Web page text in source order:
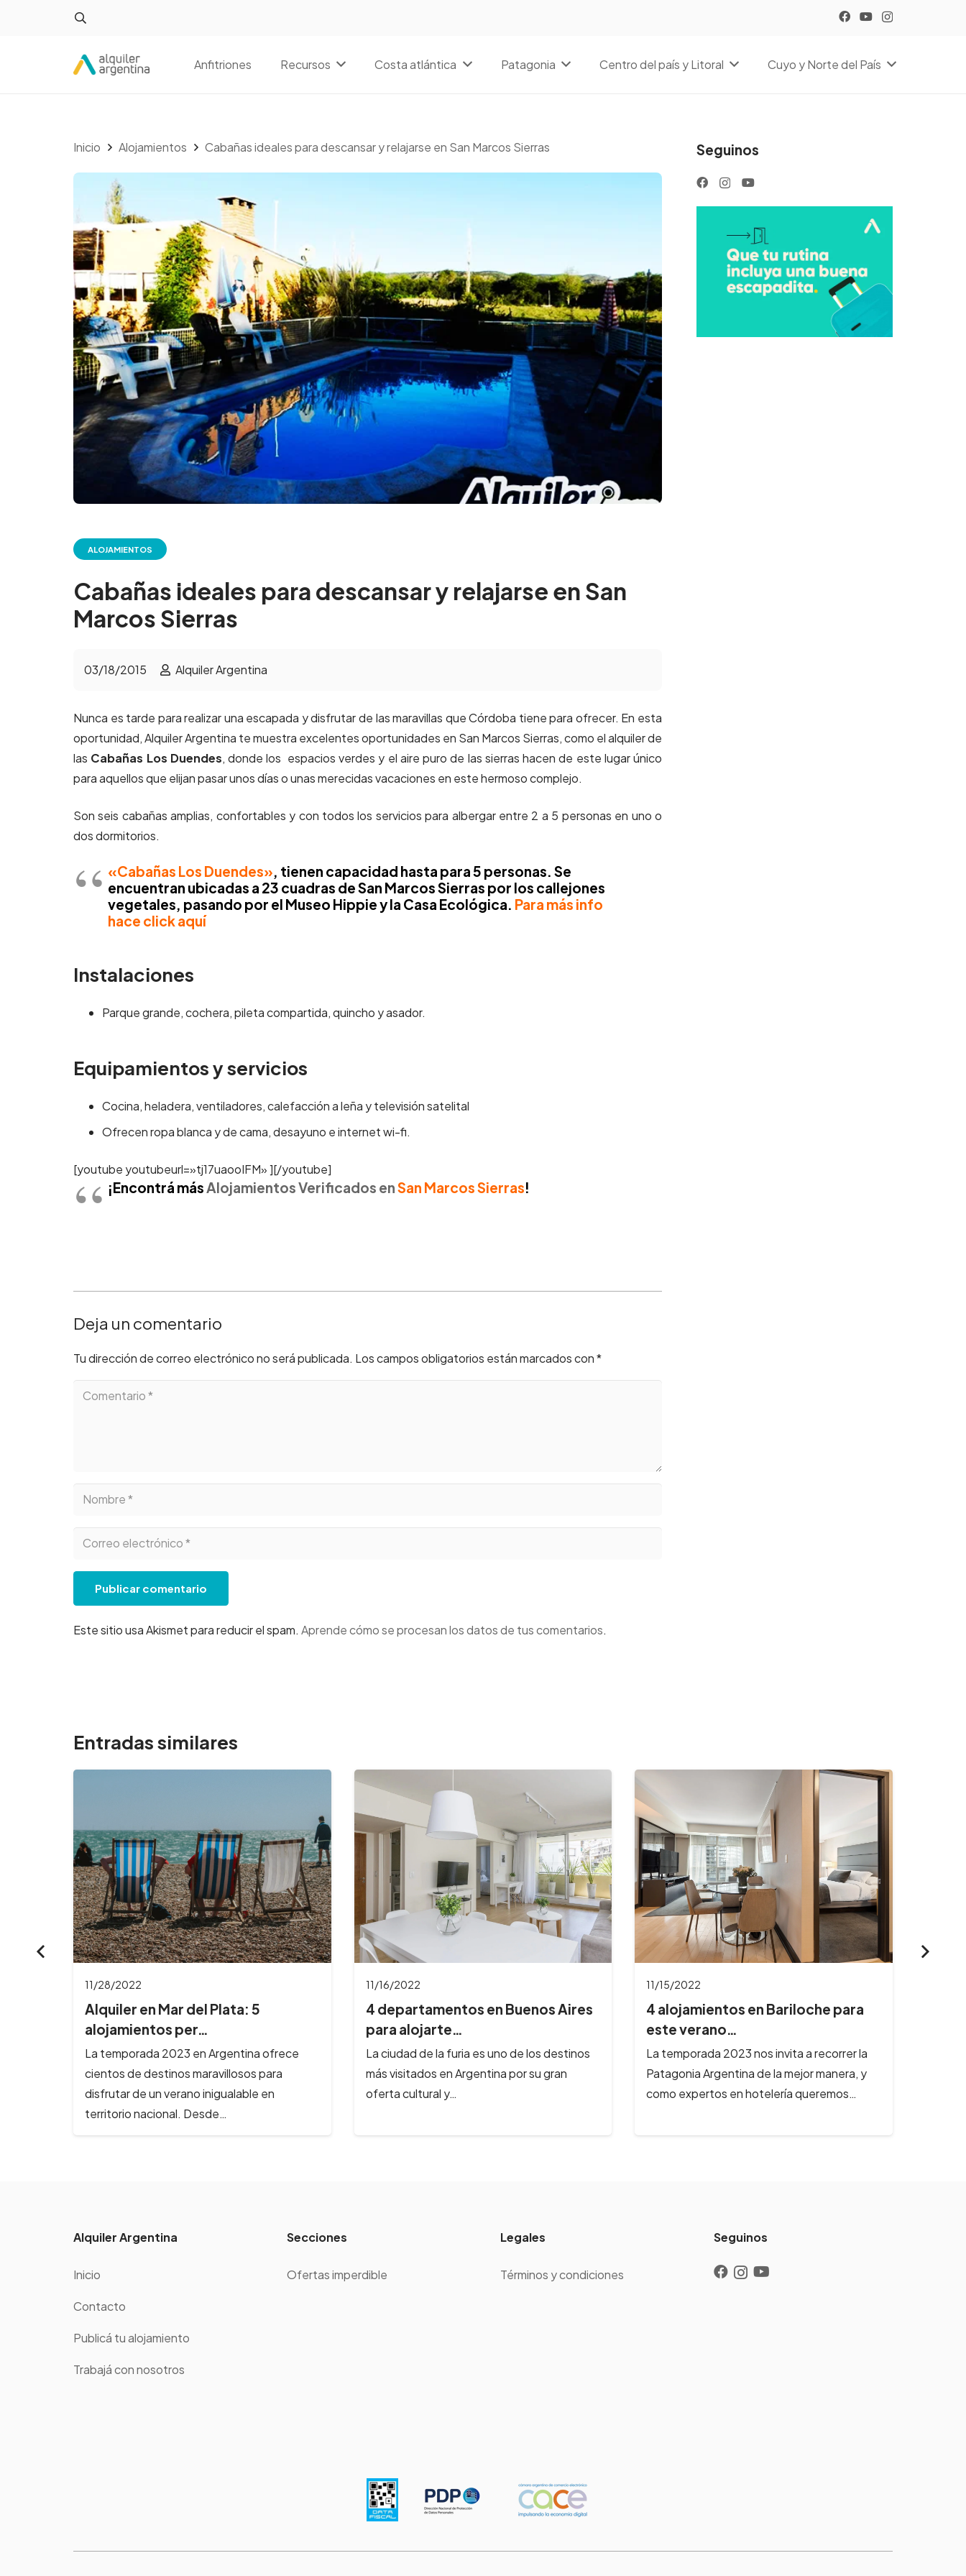
Anfitriones Recursos Costa atlántica Patagonia Centro del país y Litoral Cuyo y Norte del País
Inicio Alojamientos Cabañas ideales para descansar y relajarse en San Marcos Sierras
ALOJAMIENTOS
Cabañas ideales para descansar y relajarse en San
Marcos Sierras
03/18/2015 Alquiler Argentina
Nunca es tarde para realizar una escapada y disfrutar de las maravillas que Córdoba tiene para ofrecer. En esta
oportunidad, Alquiler Argentina te muestra excelentes oportunidades en San Marcos Sierras, como el alquiler de
las Cabañas Los Duendes, donde los espacios verdes y el aire puro de las sierras hacen de este lugar único
para aquellos que elijan pasar unos días o unas merecidas vacaciones en este hermoso complejo.
Son seis cabañas amplias, confortables y con todos los servicios para albergar entre 2 a 5 personas en uno o
dos dormitorios.
«Cabañas Los Duendes», tienen capacidad hasta para 5 personas. Se
encuentran ubicadas a 23 cuadras de San Marcos Sierras por los callejones
vegetales, pasando por el Museo Hippie y la Casa Ecológica. Para más info
hace click aquí
Instalaciones
Parque grande, cochera, pileta compartida, quincho y asador.
Equipamientos y servicios
Cocina, heladera, ventiladores, calefacción a leña y televisión satelital
Ofrecen ropa blanca y de cama, desayuno e internet wi-fi.
[youtube youtubeurl=»tj17uaooIFM» ][/youtube]
¡Encontrá más Alojamientos Verificados enSan Marcos Sierras!
Deja un comentario
Tu dirección de correo electrónico no será publicada. Los campos obligatorios están marcados con*
Publicar comentario
Este sitio usa Akismet para reducir el spam. Aprende cómo se procesan los datos de tus comentarios.
Seguinos
Entradas similares
11/16/2022
4 departamentos en Buenos Aires
para alojarte…
La ciudad de la furia es uno de los destinos
más visitados en Argentina por su gran
oferta cultural y…
11/15/2022
4 alojamientos en Bariloche para
este verano…
La temporada 2023 nos invita a recorrer la
Patagonia Argentina de la mejor manera, y
como expertos en hotelería queremos…
05/30/2022
Bariloche: 3 alojamientos ideales
para tus va…
Si tenés pensado viajar en estas vacaciones
de invierno te acercamos propuestas de
alojamientos en uno de los destinos
Alquiler Argentina
Inicio
Contacto
Publicá tu alojamiento
Trabajá con nosotros
Secciones
Ofertas imperdible
Legales
Términos y condiciones
Seguinos